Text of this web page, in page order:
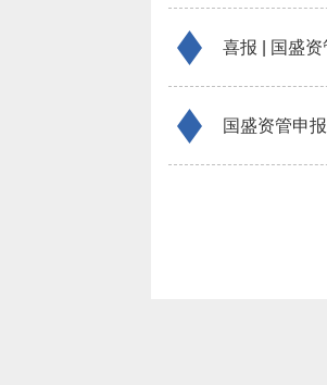
喜报 | 国盛
国盛资管申